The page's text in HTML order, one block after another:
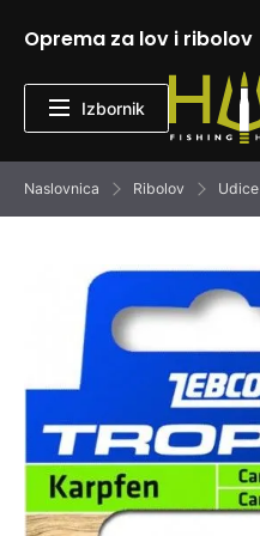
Oprema za lov i ribolov
Izbornik
Naslovnica Ribolov Udice